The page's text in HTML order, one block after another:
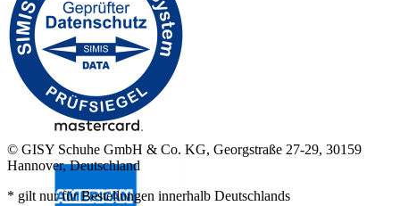
© GISY Schuhe GmbH & Co. KG, Georgstraße 27-29, 30159
Hannover, Deutschland
* gilt nur für Bestellungen innerhalb Deutschlands